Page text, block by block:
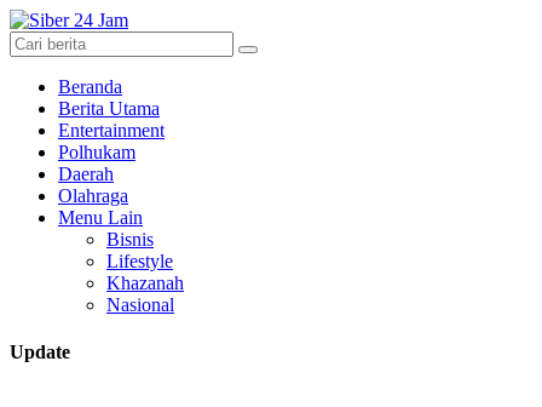
Beranda
Berita Utama
Entertainment
Polhukam
Daerah
Olahraga
Menu Lain
Bisnis
Lifestyle
Khazanah
Nasional
Update